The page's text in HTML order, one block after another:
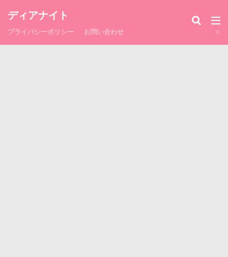
ディアナイト
プライバシーポリシー お問い合わせ